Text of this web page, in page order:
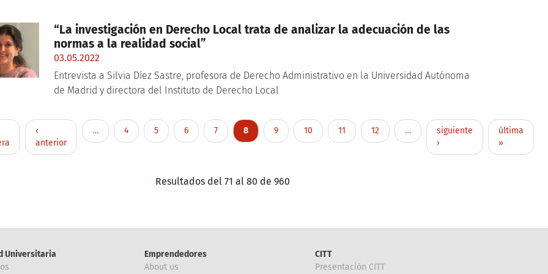
“La investigación en Derecho Local trata de analizar la adecuación de las
normas a la realidad social”
03.05.2022
Entrevista a Silvia Díez Sastre, profesora de Derecho Administrativo en la Universidad Autónoma
de Madrid y directora del Instituto de Derecho Local
páginaPágina anterior
‹
anterior
… Page
4 Page
5 Page
6 Page
7 Página actual
8 Page
9 Page
10 Page
11 Page
12 … Siguiente página
siguiente
›
Última
última
»
Resultados del 71 al 80 de 960
Universitaria
Emprendedores
About us
CITT
Presentación CITT